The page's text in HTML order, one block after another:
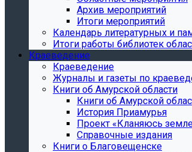
Архив мероприятий
Итоги мероприятий
Календарь литературных и
Итоги работы библиотек
Краеведение
Краеведение
Журналы и газеты по
Книги об Амурской области
Книги об Амурской
История Приамурья
Проект «Кланяюсь
Справочные издания
Книги о Благовещенске